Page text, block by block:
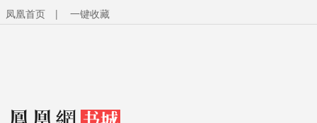
凤凰首页 | 一键收藏